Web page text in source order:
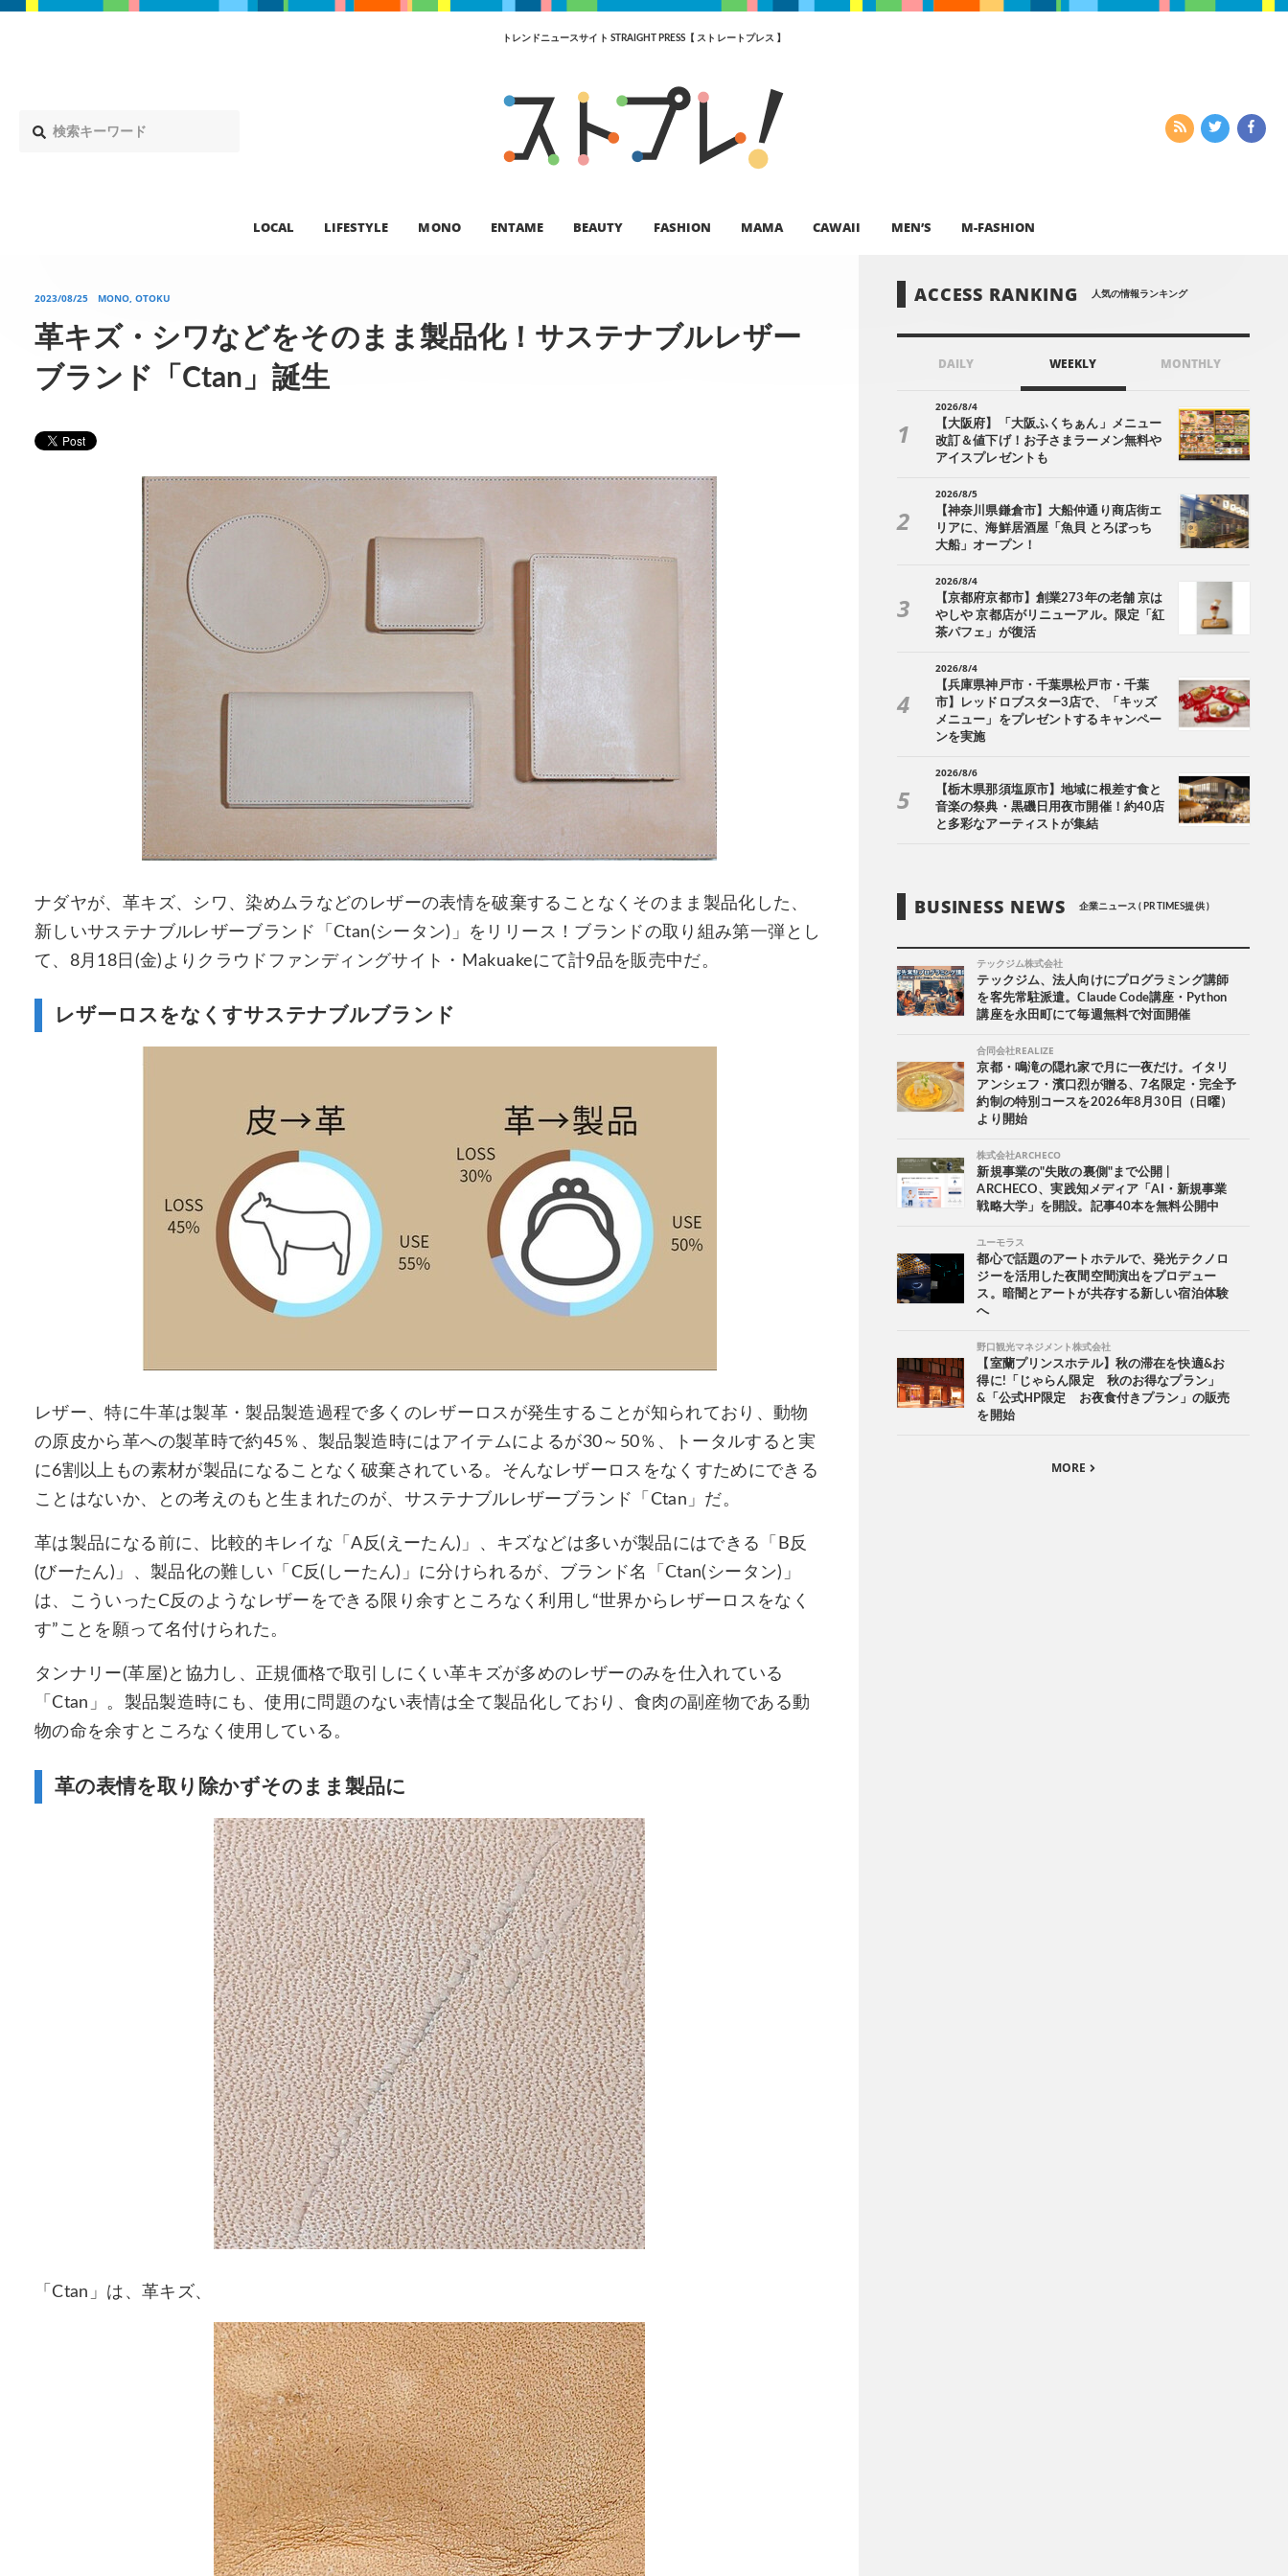
トレンドニュースサイト STRAIGHT PRESS【 ストレートプレス 】
LOCAL LIFESTYLE MONO ENTAME BEAUTY FASHION MAMA CAWAII MEN’S M-FASHION
2023/08/25 MONO, OTOKU
革キズ・シワなどをそのまま製品化！サステナブルレザー
ブランド「Ctan」誕生
ナダヤが、革キズ、シワ、染めムラなどのレザーの表情を破棄することなくそのまま製品化した、
新しいサステナブルレザーブランド「Ctan(シータン)」をリリース！ブランドの取り組み第一弾とし
て、8月18日(金)よりクラウドファンディングサイト・Makuakeにて計9品を販売中だ。
レザーロスをなくすサステナブルブランド
レザー、特に牛革は製革・製品製造過程で多くのレザーロスが発生することが知られており、動物
の原皮から革への製革時で約45％、製品製造時にはアイテムによるが30～50％、トータルすると実
に6割以上もの素材が製品になることなく破棄されている。そんなレザーロスをなくすためにできる
ことはないか、との考えのもと生まれたのが、サステナブルレザーブランド「Ctan」だ。
革は製品になる前に、比較的キレイな「A反(えーたん)」、キズなどは多いが製品にはできる「B反
(びーたん)」、製品化の難しい「C反(しーたん)」に分けられるが、ブランド名「Ctan(シータン)」
は、こういったC反のようなレザーをできる限り余すところなく利用し“世界からレザーロスをなく
す”ことを願って名付けられた。
タンナリー(革屋)と協力し、正規価格で取引しにくい革キズが多めのレザーのみを仕入れている
「Ctan」。製品製造時にも、使用に問題のない表情は全て製品化しており、食肉の副産物である動
物の命を余すところなく使用している。
革の表情を取り除かずそのまま製品に
「Ctan」は、革キズ、
ACCESS RANKING 人気の情報ランキング
DAILY WEEKLY MONTHLY
2026/8/4
【大阪府】「大阪ふくちぁん」メニュー
改訂＆値下げ！お子さまラーメン無料や
アイスプレゼントも
2026/8/5
【神奈川県鎌倉市】大船仲通り商店街エ
リアに、海鮮居酒屋「魚貝 とろぼっち
大船」オープン！
2026/8/4
【京都府京都市】創業273年の老舗 京は
やしや 京都店がリニューアル。限定「紅
茶パフェ」が復活
2026/8/4
【兵庫県神戸市・千葉県松戸市・千葉
市】レッドロブスター3店で、「キッズ
メニュー」をプレゼントするキャンペー
ンを実施
2026/8/6
【栃木県那須塩原市】地域に根差す食と
音楽の祭典・黒磯日用夜市開催！約40店
と多彩なアーティストが集結
BUSINESS NEWS 企業ニュース ( PR TIMES提供 )
テックジム株式会社
テックジム、法人向けにプログラミング講師
を客先常駐派遣。Claude Code講座・Python
講座を永田町にて毎週無料で対面開催
合同会社REALIZE
京都・鳴滝の隠れ家で月に一夜だけ。イタリ
アンシェフ・濱口烈が贈る、7名限定・完全予
約制の特別コースを2026年8月30日（日曜）
より開始
株式会社ARCHECO
新規事業の"失敗の裏側"まで公開 |
ARCHECO、実践知メディア「AI・新規事業
戦略大学」を開設。記事40本を無料公開中
ユーモラス
都心で話題のアートホテルで、発光テクノロ
ジーを活用した夜間空間演出をプロデュー
ス。暗闇とアートが共存する新しい宿泊体験
へ
野口観光マネジメント株式会社
【室蘭プリンスホテル】秋の滞在を快適&お
得に!「じゃらん限定 秋のお得なプラン」
&「公式HP限定 お夜食付きプラン」の販売
を開始
MORE